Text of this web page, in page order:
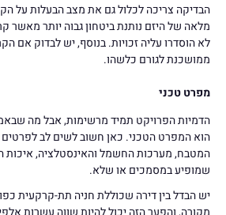
הבדיקה צריכה לכלול גם את מצב הבעלות על
מלאה של היזם נותנת ביטחון גבוה יותר מאשר
לא הוסדרו עליה זכויות. בנוסף, יש לבדוק אם
ממושכנת לגורם כלשהו.
מפרט טכני
הדמיות הפרויקט תמיד מרשימות, אבל מה
הוא המפרט הטכני. כאן חשוב לשים לב לפרטים
המטבח, מערכות החשמל והאינסטלציה, איכות
שמופיע במסמכים או שלא.
יש הבדל בין דירה שכוללת חניה תת-קרקעית